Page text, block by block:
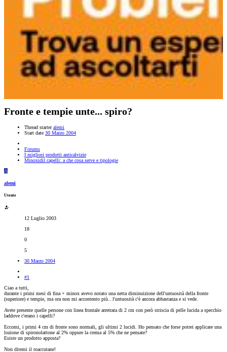
Fronte e tempie unte... spiro?
Thread starter alemi
Start date 30 Marzo 2004
Forums
I migliori prodotti anticalvizie
Minoxidil capelli: a che cosa serve e tipologie
A
alemi
Utente
12 Luglio 2003
18
0
5
30 Marzo 2004
#1
Ciao a tutti,
durante i primi mesi di fina + minox avevo notato una netta diminuizione dell'untuosità della fronte
(superiore) e tempie, ma ora non mi accontento più.. l'untuosità c'è ancora abbastanza e si vede.
Avete presente quelle persone con linea frontale arretrata di 2 cm con però striscia di pelle lucida a specchio
laddove c'erano i capelli?
Eccomi, i primi 4 cm di fronte sono normali, gli ultimi 2 lucidi. Ho pensato che forse potrei applicare una
lozione di spironolattone al 2% oppure la crema al 5% che ne pensate?
Esiste un prodotto apposta?
Non ditemi il roaccutane!